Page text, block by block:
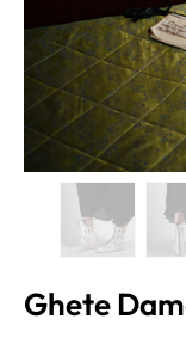
Ghete